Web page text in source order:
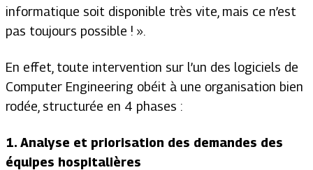
informatique soit disponible très vite, mais ce n’est
pas toujours possible ! ».
En effet, toute intervention sur l’un des logiciels de
Computer Engineering obéit à une organisation bien
rodée, structurée en 4 phases :
1. Analyse et priorisation des demandes des
équipes hospitalières